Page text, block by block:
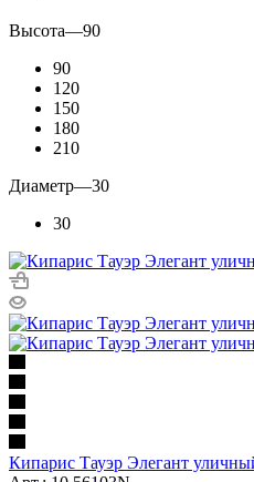
Высота—90
90
120
150
180
210
Диаметр—30
30
Кипарис Тауэр Элегант